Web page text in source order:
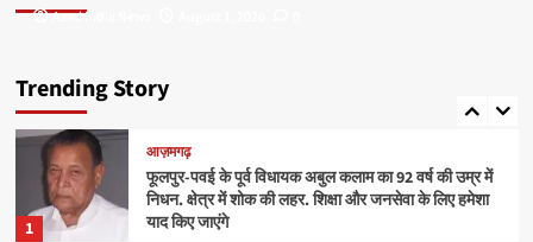
Azmi India News
Azmi India News
Trending Story
3
4 दोषियों को 7-7 साल की सजा
1
आज़मगढ़
फूलपुर-पवई के पूर्व विधायक अबुल कलाम का 92 वर्ष की उम्र में
निधन. क्षेत्र में शोक की लहर. शिक्षा और जनसेवा के लिए हमेशा
याद किए जाएंगे